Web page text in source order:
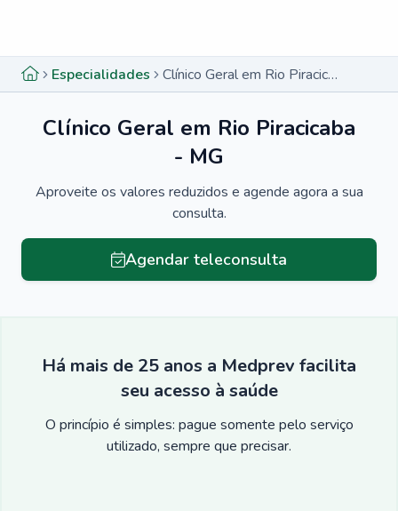
Especialidades Clínico Geral em Rio Piracicaba - MG
Clínico Geral em Rio Piracicaba
- MG
Aproveite os valores reduzidos e agende agora a sua
consulta.
Agendar teleconsulta
Há mais de 25 anos a Medprev facilita
seu acesso à saúde
O princípio é simples: pague somente pelo serviço
utilizado, sempre que precisar.